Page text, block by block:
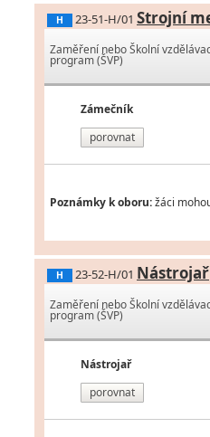
H 23-51-H/01 Strojní
Zaměření nebo Školní
program (ŠVP)
Zámečník
porovnat
Poznámky k oboru:žáci
H 23-52-H/01 Nástrojař
Zaměření nebo Školní
program (ŠVP)
Nástrojař
porovnat